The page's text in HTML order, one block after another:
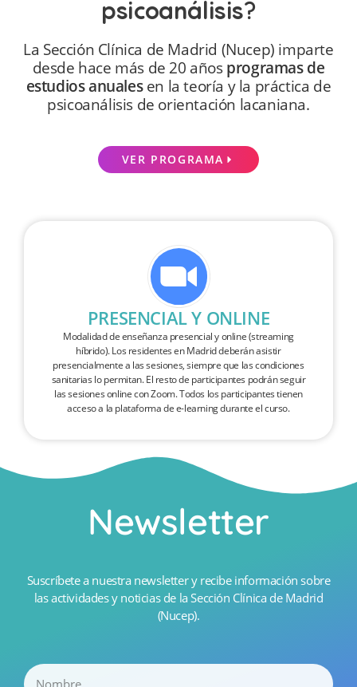
psicoanálisis?
La Sección Clínica de Madrid (Nucep) imparte
desde hace más de 20 añosprogramas de
estudios anualesen la teoría y la práctica de
psicoanálisis de orientación lacaniana.
VER PROGRAMA
PRESENCIAL Y ONLINE
Modalidad de enseñanza presencial y online (streaming
híbrido). Los residentes en Madrid deberán asistir
presencialmente a las sesiones, siempre que las condiciones
sanitarias lo permitan. El resto de participantes podrán seguir
las sesiones online con Zoom. Todos los participantes tienen
acceso a la plataforma de e-learning durante el curso.
Newsletter
Suscríbete a nuestra newsletter y recibe información sobre
las actividades y noticias de la Sección Clínica de Madrid
(Nucep).